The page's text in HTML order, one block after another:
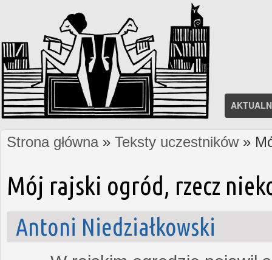
Jesteś tutaj
Strona główna» Teksty uczestników»
Mój rajski ogród, rzecz
Antoni Niedziałkowski